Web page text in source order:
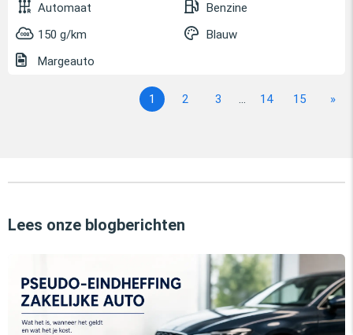
Automaat
Benzine
150 g/km
Blauw
Margeauto
1 2 3 ... 14 15 »
Lees onze blogberichten